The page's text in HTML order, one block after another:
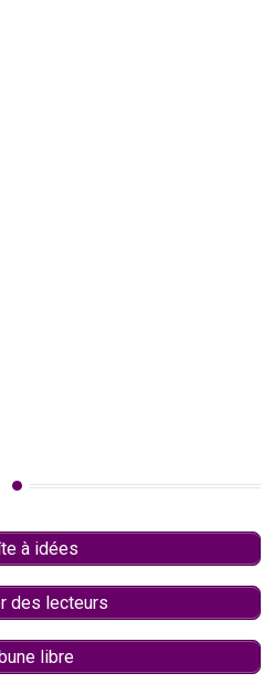
à idées
des lecteurs
libre